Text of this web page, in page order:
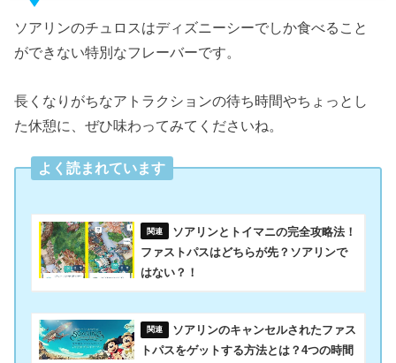
ソアリンのチュロスはディズニーシーでしか食べること
ができない特別なフレーバーです。
長くなりがちなアトラクションの待ち時間やちょっとし
た休憩に、ぜひ味わってみてくださいね。
よく読まれています
ソアリンとトイマニの完全攻略法！
ファストパスはどちらが先？ソアリンで
はない？！
ソアリンのキャンセルされたファス
トパスをゲットする方法とは？4つの時間